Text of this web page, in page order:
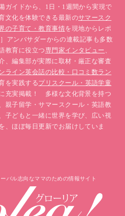
ガイドから、1日・1週間から実現で
文化を体験できる最新のサマースク
の子育て・教育事情を現地からレポ
アンバサダーからの連載記事も多数
教育に役立つ専門家インタビュー 、
、編集部が実際に取材・厳正な審査
ライン英会話の比較・口コミ数ラン
を実践するプリスクール・英語学童
充実掲載！ 多様な文化背景を持つ
親子留学・サマースクール・英語教
子どもと一緒に世界を学び、広い視
、ほぼ毎日更新でお届けしていま
バル志向なママのための情報サイト